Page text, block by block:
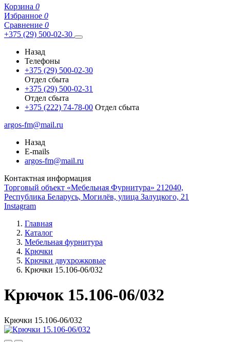
Корзина 0
Избранное 0
Сравнение 0
+375 (29) 500-02-30
Назад
Телефоны
+375 (29) 500-02-30
Отдел сбыта
+375 (29) 500-02-31
Отдел сбыта
+375 (222) 74-78-00 Отдел сбыта
argos-fm@mail.ru
Назад
E-mails
argos-fm@mail.ru
Контактная информация
Торговый объект «Мебельная Фурнитура» 212040,
Республика Беларусь, Могилёв, улица Залуцкого, 21
Instagram
Главная
Каталог
Мебельная фурнитура
Крючки
Крючки двухрожковые
Крючки 15.106-06/032
Крючок 15.106-06/032
Крючки 15.106-06/032